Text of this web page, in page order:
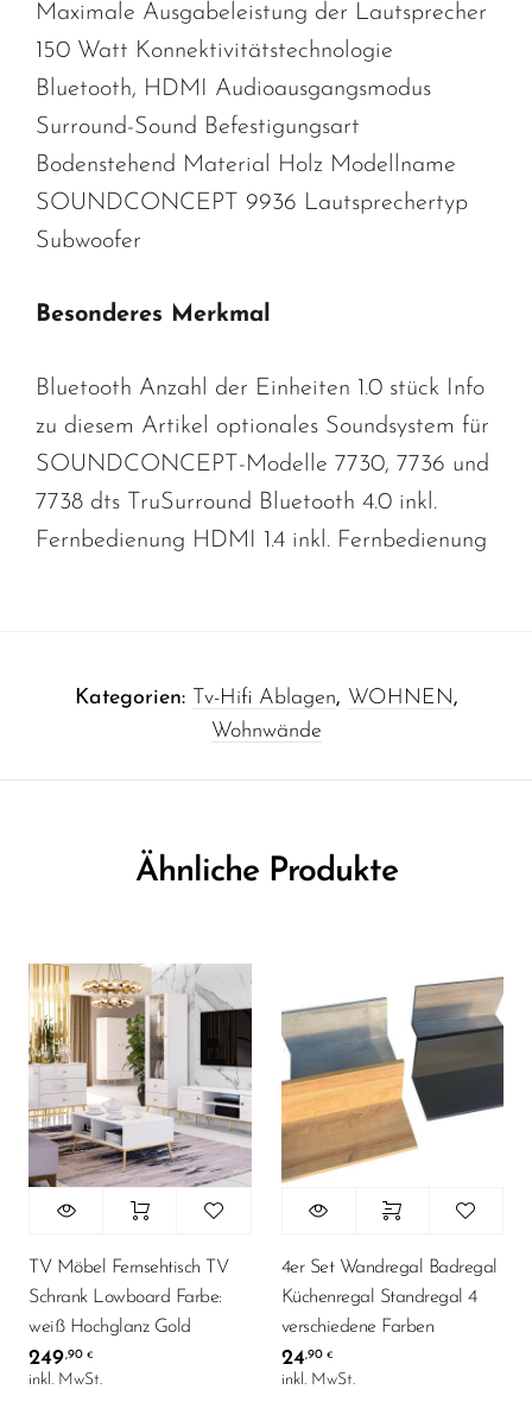
Maximale Ausgabeleistung der Lautsprecher
150 Watt Konnektivitätstechnologie
Bluetooth, HDMI Audioausgangsmodus
Surround-Sound Befestigungsart
Bodenstehend Material Holz Modellname
SOUNDCONCEPT 9936 Lautsprechertyp
Subwoofer
Besonderes Merkmal
Bluetooth Anzahl der Einheiten 1.0 stück Info
zu diesem Artikel optionales Soundsystem für
SOUNDCONCEPT-Modelle 7730, 7736 und
7738 dts TruSurround Bluetooth 4.0 inkl.
Fernbedienung HDMI 1.4 inkl. Fernbedienung
Kategorien: Tv-Hifi Ablagen, WOHNEN,
Wohnwände
Ähnliche Produkte
TV Möbel Fernsehtisch TV
Schrank Lowboard Farbe:
weiß Hochglanz Gold
249,90 €
inkl. MwSt.
4er Set Wandregal Badregal
Küchenregal Standregal 4
verschiedene Farben
24,90€
inkl. MwSt.